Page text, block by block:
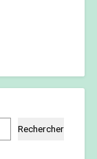
Rechercher